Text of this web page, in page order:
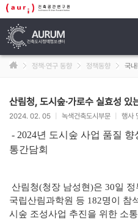
정책·연구 동향 정책동향 국
산림청, 도시숲·가로수 실효성 있
2024. 02. 05 녹색건축도시부문 행사
- 2024년 도시숲 사업 품질
통간담회
산림청(청장 남성현)은 30일
국립산림과학원 등 182명이 참
시숲 조성사업 추진을 위한 소